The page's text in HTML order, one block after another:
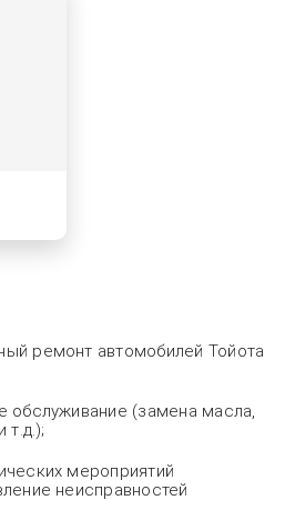
ремонт автомобилей Тойота
обслуживание (замена масла,
т.д.);
мероприятий
неисправностей